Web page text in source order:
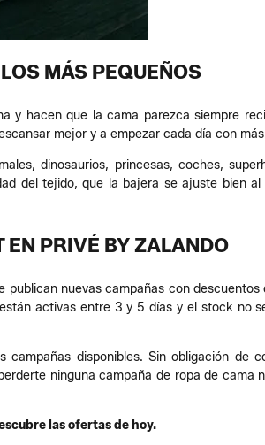
MÁS PEQUEÑOS
y hacen que la cama parezca siempre
mejor y a empezar cada día con
dinosaurios, princesas, coches,
del tejido, que la bajera se ajuste bien al
EN PRIVÉ BY ZALANDO
publican nuevas campañas con
activas entre 3 y 5 días y el stock no
disponibles. Sin obligación de
ninguna campaña de ropa de cama
las ofertas de hoy.